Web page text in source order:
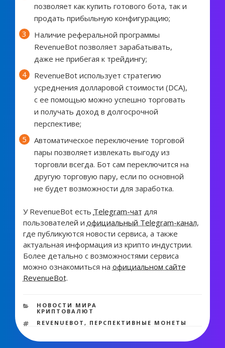
позволяет как купить готового бота, так и
продать прибыльную конфигурацию;
Наличие реферальной программы
RevenueBot позволяет зарабатывать,
даже не прибегая к трейдингу;
RevenueBot использует стратегию
усреднения долларовой стоимости (DCA),
с ее помощью можно успешно торговать
и получать доход в долгосрочной
перспективе;
Автоматическое переключение торговой
пары позволяет извлекать выгоду из
торговли всегда. Бот сам переключится на
другую торговую пару, если по основной
не будет возможности для заработка.
У RevenueBot есть Telegram-чат для
пользователей и официальный Telegram-канал,
где публикуются новости сервиса, а также
актуальная информация из крипто индустрии.
Более детально с возможностями сервиса
можно ознакомиться на официальном сайте
RevenueBot.
РУБРИКИ
НОВОСТИ МИРА
КРИПТОВАЛЮТ
МЕТКИ
REVENUEBOT, ПЕРСПЕКТИВНЫЕ МОНЕТЫ